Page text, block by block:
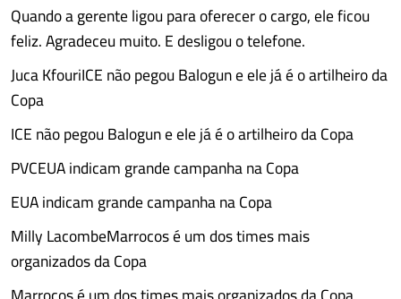
Quando a gerente ligou para oferecer o cargo, ele ficou
feliz. Agradeceu muito. E desligou o telefone.
Juca KfouriICE não pegou Balogun e ele já é o artilheiro da
Copa
ICE não pegou Balogun e ele já é o artilheiro da Copa
PVCEUA indicam grande campanha na Copa
EUA indicam grande campanha na Copa
Milly LacombeMarrocos é um dos times mais
organizados da Copa